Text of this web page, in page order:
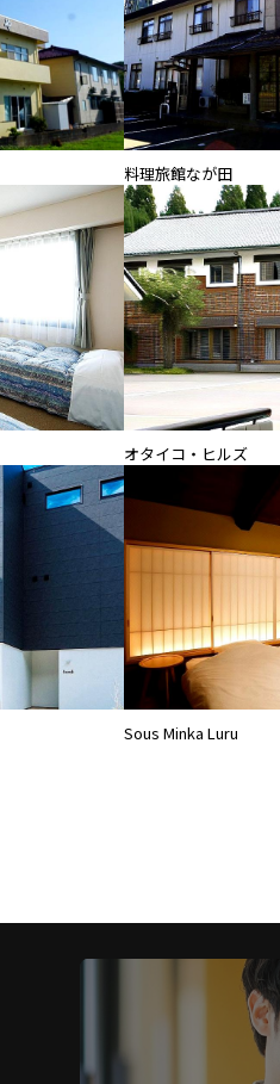
料理旅館なが田
オタイコ・ヒルズ
Sous Minka Luru